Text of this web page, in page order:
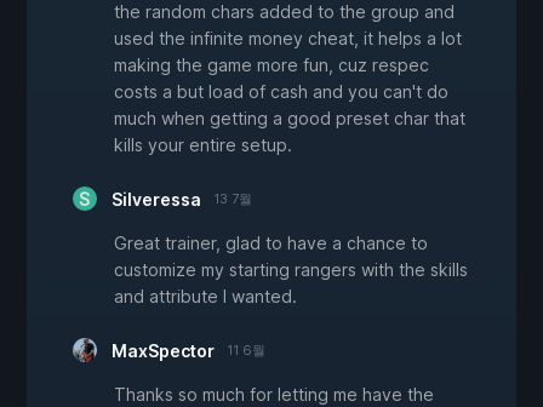
the random chars added to the group and
used the infinite money cheat, it helps a lot
making the game more fun, cuz respec
costs a but load of cash and you can't do
much when getting a good preset char that
kills your entire setup.
Silveressa 13 7월
Great trainer, glad to have a chance to
customize my starting rangers with the skills
and attribute I wanted.
MaxSpector 11 6월
Thanks so much for letting me have the